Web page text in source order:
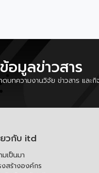
อมูลข่าวสาร
ดบทความงานวิจัย ข่าวสาร และ
วกับ itd
มเป็นมา
งสร้างองค์กร